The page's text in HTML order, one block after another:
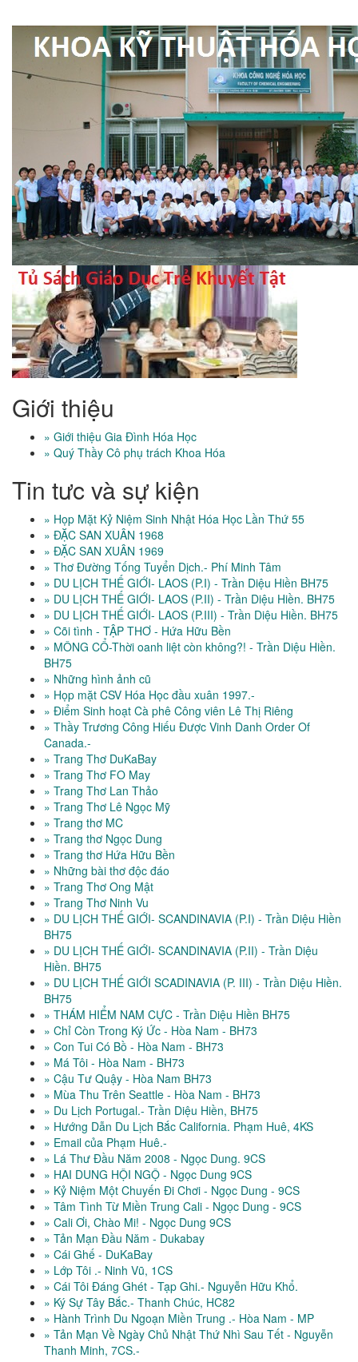
Giới thiệu
» Giới thiệu Gia Đình Hóa Học
» Quý Thầy Cô phụ trách Khoa Hóa
Tin tưc và sự kiện
» Họp Mặt Kỷ Niệm Sinh Nhật Hóa Học Lần Thứ 55
» ĐẶC SAN XUÂN 1968
» ĐẶC SAN XUÂN 1969
» Thơ Đường Tống Tuyển Dịch.- Phí Minh Tâm
» DU LỊCH THẾ GIỚI- LAOS (P.I) - Trần Diệu Hiền BH75
» DU LỊCH THẾ GIỚI- LAOS (P.II) - Trần Diệu Hiền. BH75
» DU LỊCH THẾ GIỚI- LAOS (P.III) - Trần Diệu Hiền. BH75
» Cõi tình - TẬP THƠ - Hứa Hữu Bền
» MÔNG CỔ-Thời oanh liệt còn không?! - Trần Diệu Hiền.
BH75
» Những hình ảnh cũ
» Họp mặt CSV Hóa Học đầu xuân 1997.-
» Điểm Sinh hoạt Cà phê Công viên Lê Thị Riêng
» Thầy Trương Công Hiếu Được Vinh Danh Order Of
Canada.-
» Trang Thơ DuKaBay
» Trang Thơ FO May
» Trang Thơ Lan Thảo
» Trang Thơ Lê Ngọc Mỹ
» Trang thơ MC
» Trang thơ Ngọc Dung
» Trang thơ Hứa Hữu Bền
» Những bài thơ độc đáo
» Trang Thơ Ong Mật
» Trang Thơ Ninh Vu
» DU LỊCH THẾ GIỚI- SCANDINAVIA (P.I) - Trần Diệu Hiền
BH75
» DU LỊCH THẾ GIỚI- SCANDINAVIA (P.II) - Trần Diệu
Hiền. BH75
» DU LỊCH THẾ GIỚI SCADINAVIA (P. III) - Trần Diệu Hiền.
BH75
» THÁM HIỂM NAM CỰC - Trần Diệu Hiền BH75
» Chỉ Còn Trong Ký Ức - Hòa Nam - BH73
» Con Tui Có Bồ - Hòa Nam - BH73
» Má Tôi - Hòa Nam - BH73
» Cậu Tư Quậy - Hòa Nam BH73
» Mùa Thu Trên Seattle - Hòa Nam - BH73
» Du Lịch Portugal.- Trần Diệu Hiền, BH75
» Hướng Dẫn Du Lịch Bắc California. Phạm Huê, 4KS
» Email của Phạm Huê.-
» Lá Thư Đầu Năm 2008 - Ngọc Dung. 9CS
» HAI DUNG HỘI NGỘ - Ngọc Dung 9CS
» Kỷ Niệm Một Chuyến Đi Chơi - Ngọc Dung - 9CS
» Tâm Tình Từ Miền Trung Cali - Ngọc Dung - 9CS
» Cali Ơi, Chào Mi! - Ngọc Dung 9CS
» Tản Mạn Đầu Năm - Dukabay
» Cái Ghế - DuKaBay
» Lớp Tôi .- Ninh Vũ, 1CS
» Cái Tôi Đáng Ghét - Tạp Ghi.- Nguyễn Hữu Khổ.
» Ký Sự Tây Bắc.- Thanh Chúc, HC82
» Hành Trình Du Ngoạn Miền Trung .- Hòa Nam - MP
» Tản Mạn Về Ngày Chủ Nhật Thứ Nhì Sau Tết - Nguyễn
Thanh Minh, 7CS.-